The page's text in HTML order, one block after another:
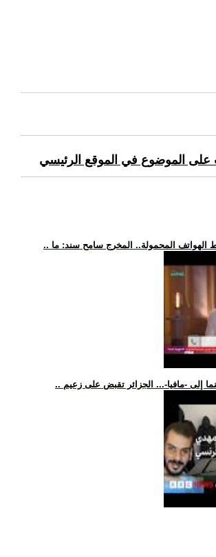
على الموضوع في الموقع الرئيسي
الهواتف المحمولة.. المخرج سامح سند: ما
إلى -مافيا-... الجزائر تقبض على زعيم